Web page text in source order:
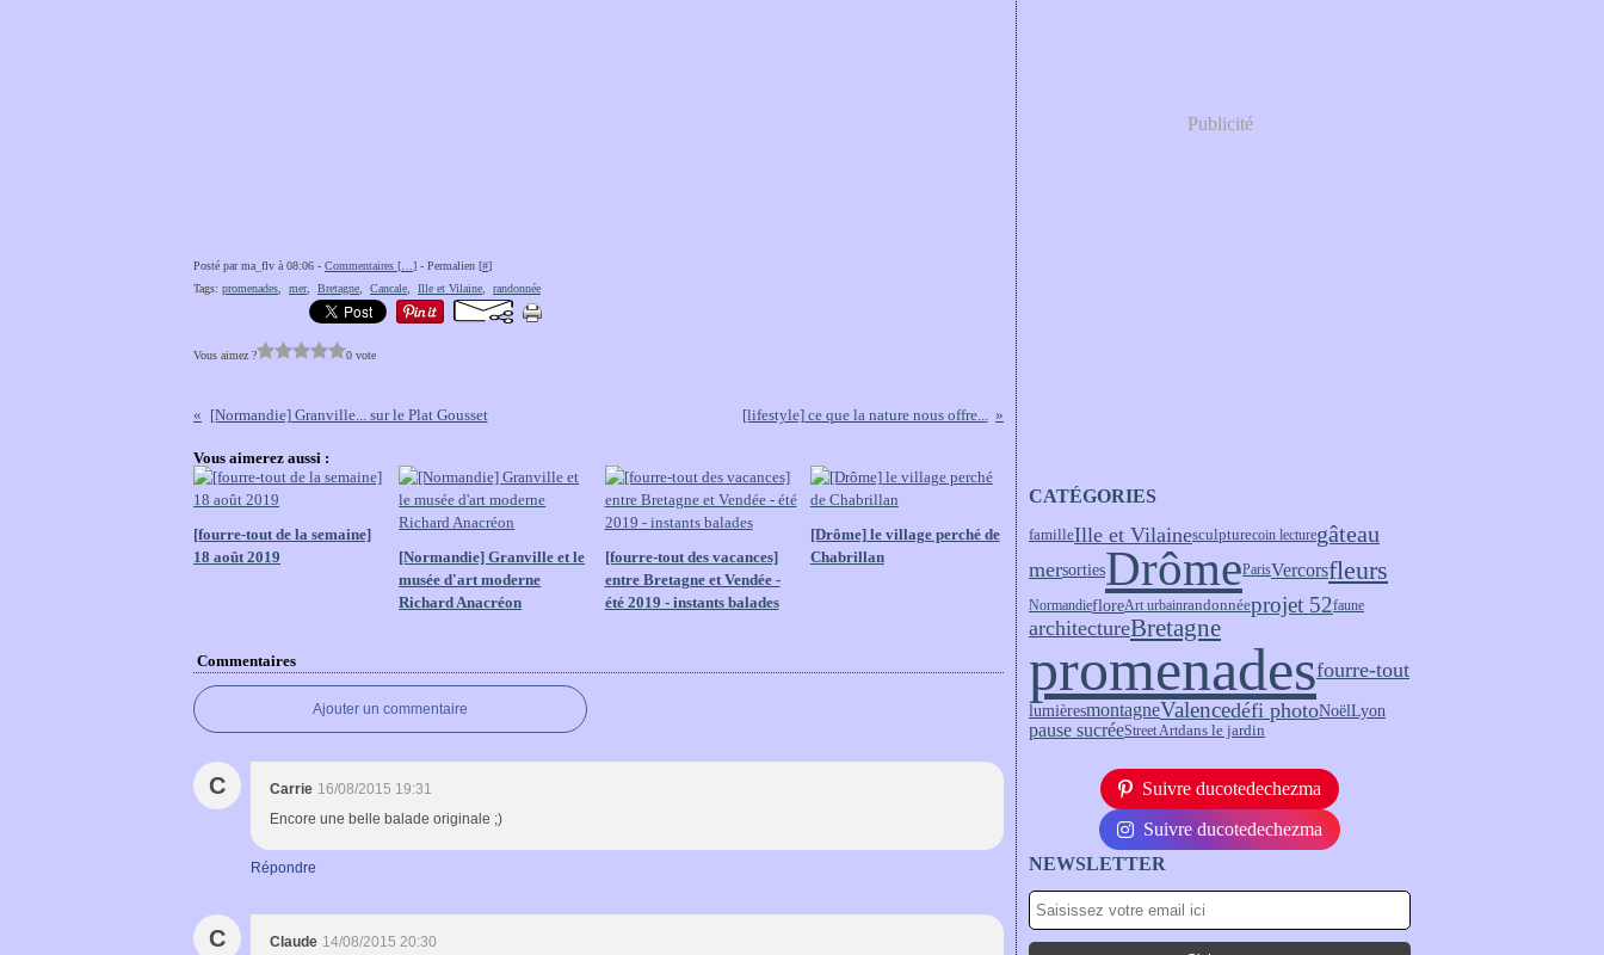
Posté par ma_flv à 08:06 - Commentaires [ ] - Permalien [#]
Tags: promenades mer, Bretagne Cancale Ille et Vilaine randonnée
Vous aimez ? 0 vote
[Normandie] Granville... sur le Plat Gousset [lifestyle] ce que la nature nous offre...
Vous aimerez aussi :
[fourre-tout de la semaine]
18 août 2019
[Normandie] Granville et le
musée d'art moderne
Richard Anacréon
[fourre-tout des vacances]
entre Bretagne et Vendée -
été 2019 - instants balades
[Drôme] le village perché de
Chabrillan
Commentaires
Ajouter un commentaire
C Carrie 16/08/2015 19:31
Encore une belle balade originale ;)
Répondre
C Claude 14/08/2015 20:30
Publicité
CATÉGORIES
familleIlle et Vilainesculpturecoin lecturegâteau
mersortiesDrômeParisVercorsfleurs
NormandiefloreArt urbainrandonnéeprojet 52faune
architectureBretagne
promenadesfourre-tout
lumièresmontagneValencedéfi photoNoëlLyon
pause sucréeStreet Artdans le jardin
Suivre ducotedechezma
Suivre ducotedechezma
NEWSLETTER